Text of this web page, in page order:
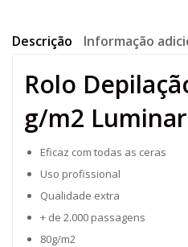
Descrição Informação
Rolo
g/m2 Luminar
Eficaz com todas as ceras
Uso profissional
Qualidade extra
+ de 2.000 passagens
80g/m2